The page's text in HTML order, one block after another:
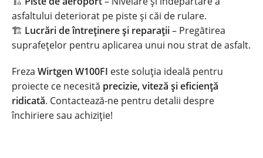
asfaltului deteriorat pe piste și căi de rulare.
🏗 Lucrări de întreținere și reparații– Pregătirea
suprafețelor pentru aplicarea unui nou strat de asfalt.
Freza Wirtgen W100FI este soluția ideală pentru
proiecte ce necesită precizie, viteză și eficiență
ridicată. Contactează-ne pentru detalii despre
închiriere sau achiziție!